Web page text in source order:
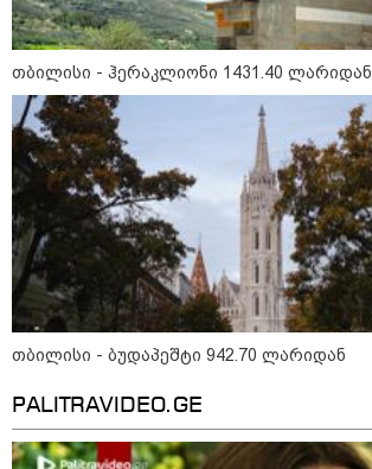
თბილისი - ჰერაკლიონი 1431.40 ლარიდან
თბილისი - ბუდაპეშტი 942.70 ლარიდან
PALITRAVIDEO.GE